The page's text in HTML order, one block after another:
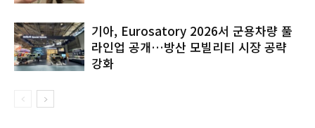
기아, Eurosatory 2026서 군용차량 풀
라인업 공개…방산 모빌리티 시장 공략
강화